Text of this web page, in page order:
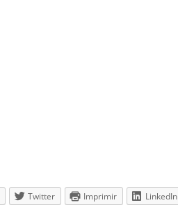
Twitter Imprimir LinkedIn